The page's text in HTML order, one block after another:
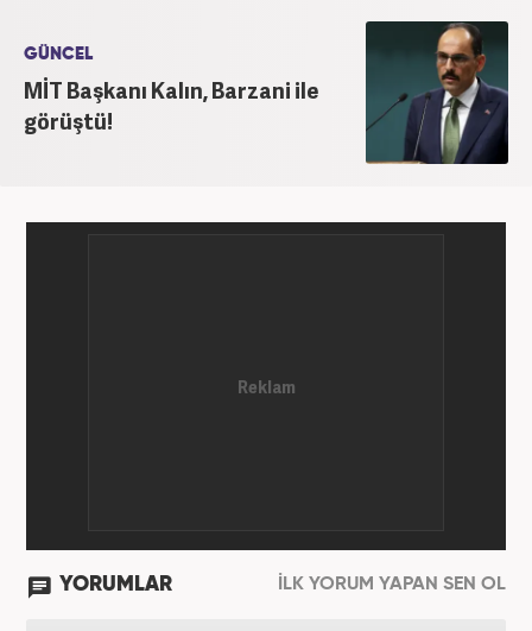
GÜNCEL
MİT Başkanı Kalın, Barzani ile
görüştü!
YORUMLAR İLK YORUM YAPAN SEN OL